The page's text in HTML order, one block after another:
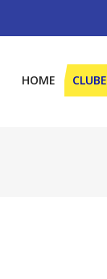
HOME CLUBE